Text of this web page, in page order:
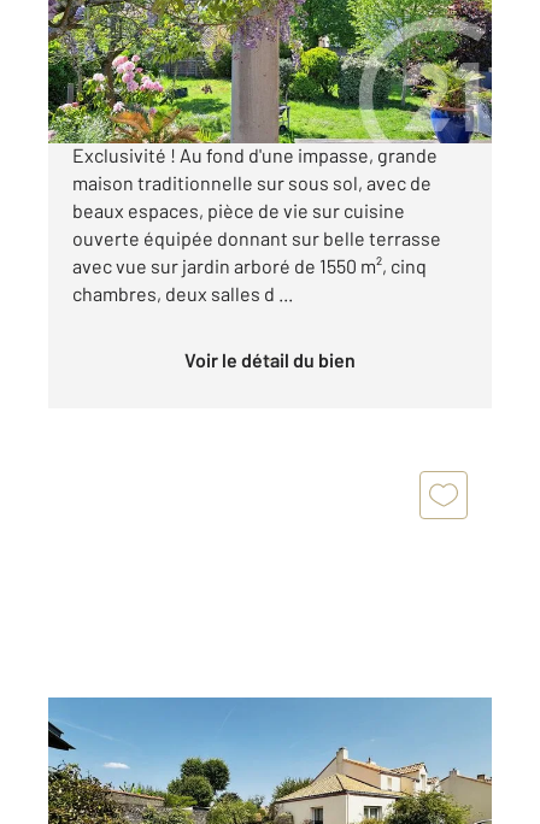
Maison à vendre
520 500 €
Visiter le site dédié
Exclusivité ! Au fond d'une impasse, grande
maison traditionnelle sur sous sol, avec de
beaux espaces, pièce de vie sur cuisine
ouverte équipée donnant sur belle terrasse
avec vue sur jardin arboré de 1550 m², cinq
chambres, deux salles d ...
Voir le détail du bien
ST SEBASTIEN SUR LOIRE 44
100 m
, 4 pièces
Ref : 103166
Maison à vendre